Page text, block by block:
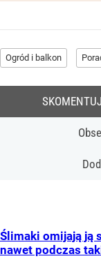
Ogród i balkon
SKOMENTUJ
Ślimaki omijają ją
nawet podczas